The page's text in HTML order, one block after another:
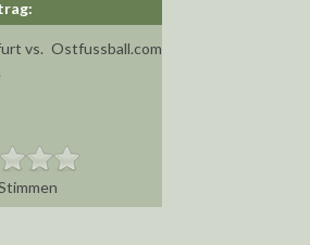
vs. Ostfussball.com